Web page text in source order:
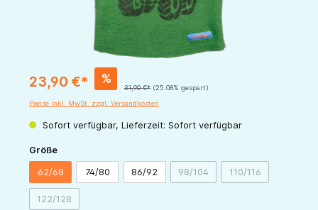
23,90 €* %
31,90 €* (25.08% gespart)
Preise inkl. MwSt. zzgl. Versandkosten
Sofort verfügbar, Lieferzeit: Sofort verfügbar
Größeauswählen
62/68 74/80 86/92 98/104(Diese Option ist zurzeit nicht
110/116(Diese Option ist
122/128(Diese Option ist zurzeit nicht verfügbar.)